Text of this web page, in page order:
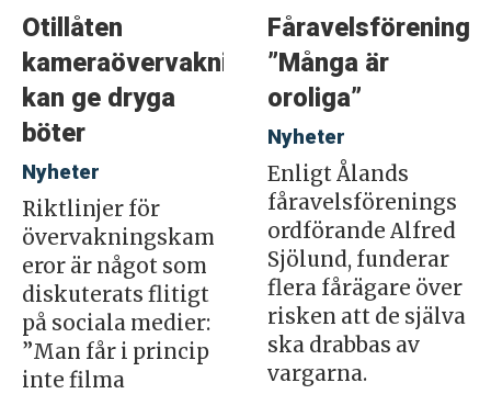
Otillåten
kameraövervakning
kan ge dryga
böter
Nyheter
Riktlinjer för
övervakningskam
eror är något som
diskuterats flitigt
på sociala medier:
”Man får i princip
inte filma
”Många är
oroliga”
Nyheter
Enligt Ålands
fåravelsförenings
ordförande Alfred
Sjölund, funderar
flera fårägare över
risken att de själva
ska drabbas av
vargarna.